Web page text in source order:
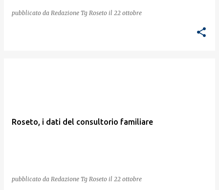
pubblicato da Redazione Tg Roseto il 22 ottobre
Roseto, i dati del consultorio familiare
pubblicato da Redazione Tg Roseto il 22 ottobre